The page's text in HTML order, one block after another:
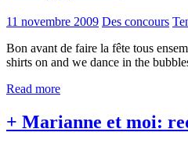
11 novembre 2009 Des concours
Bon avant de faire la fête tous
shirts on and we dance in the
Read more
+ Marianne et moi: